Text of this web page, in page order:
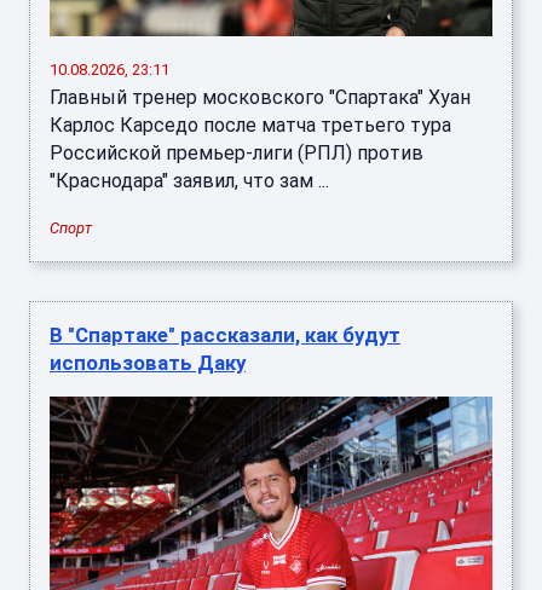
10.08.2026, 23:11
Главный тренер московского "Спартака" Хуан
Карлос Карседо после матча третьего тура
Российской премьер-лиги (РПЛ) против
"Краснодара" заявил, что зам ...
Спорт
В "Спартаке" рассказали, как будут
использовать Даку